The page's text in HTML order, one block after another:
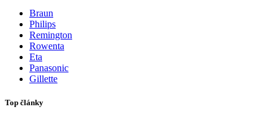
Braun
Philips
Remington
Rowenta
Eta
Panasonic
Gillette
Top články